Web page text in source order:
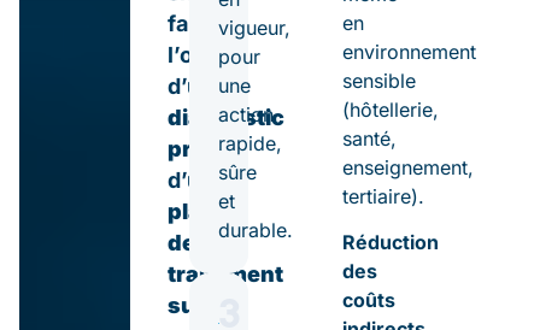
fait
l’objet
d’un
diagnostic
précis,
d’un
plan
de
traitement
sur
vigueur,
pour
une
action
rapide,
sûre
et
durable.
3
en
environnement
sensible
(hôtellerie,
santé,
enseignement,
tertiaire).
Réduction
des
coûts